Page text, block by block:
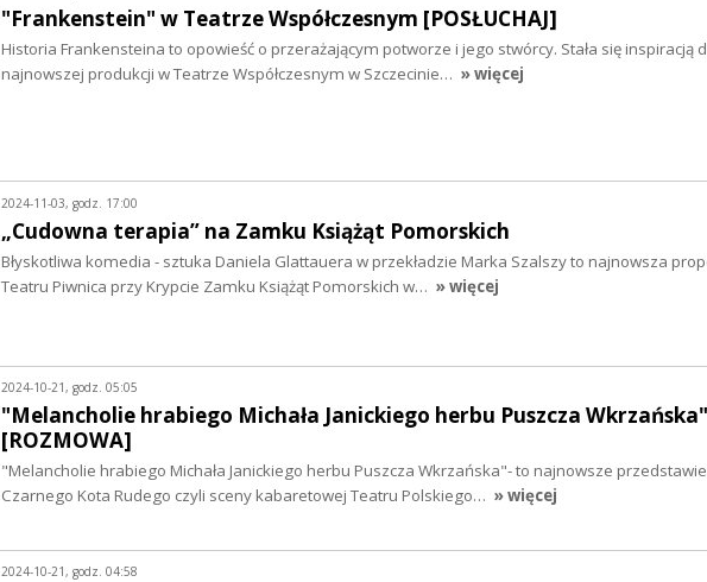
"Frankenstein" w Teatrze Współczesnym [POSŁUCHAJ]
Historia Frankensteina to opowieść o przerażającym potworze i jego stwórcy. Stała się inspiracją
najnowszej produkcji w Teatrze Współczesnym w Szczecinie… » więcej
2024-11-03, godz. 17:00
„Cudowna terapia” na Zamku Książąt Pomorskich
Błyskotliwa komedia - sztuka Daniela Glattauera w przekładzie Marka Szalszy to najnowsza
Teatru Piwnica przy Krypcie Zamku Książąt Pomorskich w… » więcej
2024-10-21, godz. 05:05
"Melancholie hrabiego Michała Janickiego herbu Puszcza Wkrzańska"
[ROZMOWA]
"Melancholie hrabiego Michała Janickiego herbu Puszcza Wkrzańska"- to najnowsze
Czarnego Kota Rudego czyli sceny kabaretowej Teatru Polskiego… » więcej
2024-10-21, godz. 04:58